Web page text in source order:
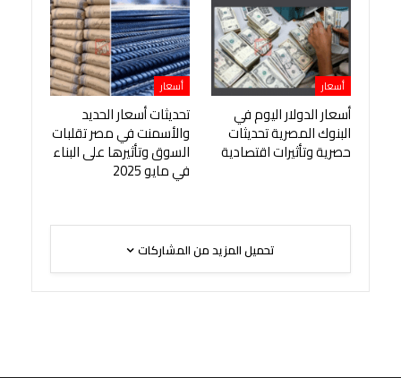
أسعار
أسعار الدولار اليوم في
البنوك المصرية تحديثات
حصرية وتأثيرات اقتصادية
أسعار
تحديثات أسعار الحديد
والأسمنت في مصر تقلبات
السوق وتأثيرها على البناء
في مايو 2025
تحميل المزيد من المشاركات